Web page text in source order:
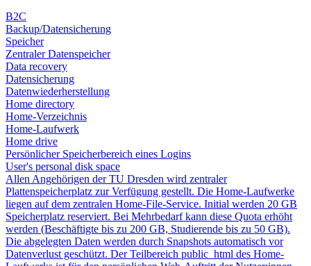
B2C
Backup/Datensicherung
Speicher
Zentraler Datenspeicher
Data recovery
Datensicherung
Datenwiederherstellung
Home directory
Home-Verzeichnis
Home-Laufwerk
Home drive
Persönlicher Speicherbereich eines Logins
User's personal disk space
Allen Angehörigen der TU Dresden wird zentraler
Plattenspeicherplatz zur Verfügung gestellt. Die Home-Laufwerke
liegen auf dem zentralen Home-File-Service. Initial werden 20 GB
Speicherplatz reserviert. Bei Mehrbedarf kann diese Quota erhöht
werden (Beschäftigte bis zu 200 GB, Studierende bis zu 50 GB).
Die abgelegten Daten werden durch Snapshots automatisch vor
Datenverlust geschützt. Der Teilbereich public_html des Home-